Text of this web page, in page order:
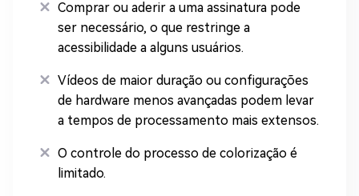
Comprar ou aderir a uma assinatura pode
ser necessário, o que restringe a
acessibilidade a alguns usuários.
Vídeos de maior duração ou configurações
de hardware menos avançadas podem levar
a tempos de processamento mais extensos.
O controle do processo de colorização é
limitado.